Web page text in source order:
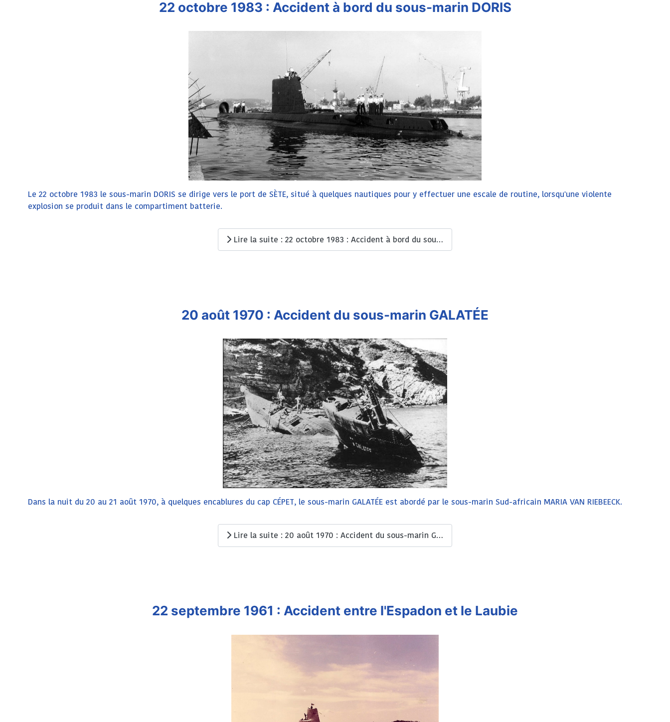
22 octobre 1983 : Accident à bord du sous-marin DORIS
Le 22 octobre 1983 le sous-marin DORIS se dirige vers le port de SÈTE, situé à quelques nautiques pour y effectuer une escale de routine, lorsqu'une violente
explosion se produit dans le compartiment batterie.
Lire la suite : 22 octobre 1983 : Accident à bord du sous-marin DORIS
20 août 1970 : Accident du sous-marin GALATÉE
Dans la nuit du 20 au 21 août 1970, à quelques encablures du cap CÉPET, le sous-marin GALATÉE est abordé par le sous-marin Sud-africain MARIA VAN RIEBEECK.
Lire la suite : 20 août 1970 : Accident du sous-marin GALATÉE
22 septembre 1961 : Accident entre l'Espadon et le Laubie